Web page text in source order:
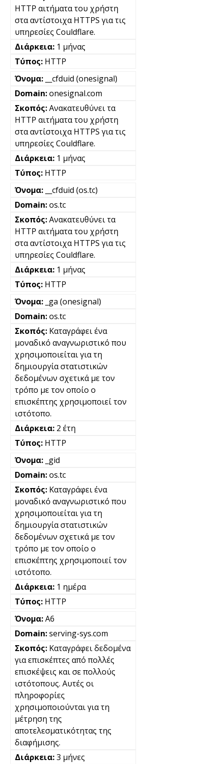
HTTP αιτήματα του χρήστη
στα αντίστοιχα HTTPS για τις
υπηρεσίες Couldflare.
1 μήνας
HTTP
__cfduid (onesignal)
onesignal.com
Ανακατευθύνει τα
HTTP αιτήματα του χρήστη
στα αντίστοιχα HTTPS για τις
υπηρεσίες Couldflare.
1 μήνας
HTTP
__cfduid (os.tc)
os.tc
Ανακατευθύνει τα
HTTP αιτήματα του χρήστη
στα αντίστοιχα HTTPS για τις
υπηρεσίες Couldflare.
1 μήνας
HTTP
_ga (onesignal)
os.tc
Καταγράφει ένα
μοναδικό αναγνωριστικό που
χρησιμοποιείται για τη
δημιουργία στατιστικών
δεδομένων σχετικά με τον
τρόπο με τον οποίο ο
επισκέπτης χρησιμοποιεί τον
ιστότοπο.
2 έτη
HTTP
_gid
os.tc
Καταγράφει ένα
μοναδικό αναγνωριστικό που
χρησιμοποιείται για τη
δημιουργία στατιστικών
δεδομένων σχετικά με τον
τρόπο με τον οποίο ο
επισκέπτης χρησιμοποιεί τον
ιστότοπο.
1 ημέρα
HTTP
A6
serving-sys.com
Καταγράφει δεδομένα
για επισκέπτες από πολλές
επισκέψεις και σε πολλούς
ιστότοπους. Αυτές οι
πληροφορίες
χρησιμοποιούνται για τη
μέτρηση της
αποτελεσματικότητας της
διαφήμισης.
3 μήνες